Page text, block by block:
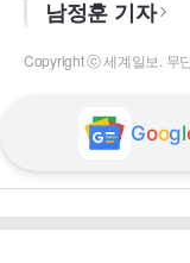
남정훈 기자
Copyright ⓒ 세계일보. 무
Googl